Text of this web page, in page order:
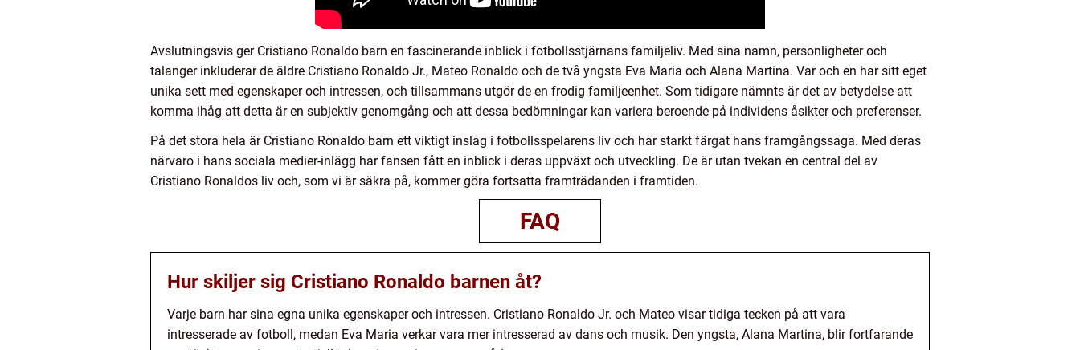
Avslutningsvis ger Cristiano Ronaldo barn en fascinerande inblick i fotbollsstjärnans familjeliv. Med sina namn, personligheter och
talanger inkluderar de äldre Cristiano Ronaldo Jr., Mateo Ronaldo och de två yngsta Eva Maria och Alana Martina. Var och en har sitt eget
unika sett med egenskaper och intressen, och tillsammans utgör de en frodig familjeenhet. Som tidigare nämnts är det av betydelse att
komma ihåg att detta är en subjektiv genomgång och att dessa bedömningar kan variera beroende på individens åsikter och preferenser.
På det stora hela är Cristiano Ronaldo barn ett viktigt inslag i fotbollsspelarens liv och har starkt färgat hans framgångssaga. Med deras
närvaro i hans sociala medier-inlägg har fansen fått en inblick i deras uppväxt och utveckling. De är utan tvekan en central del av
Cristiano Ronaldos liv och, som vi är säkra på, kommer göra fortsatta framträdanden i framtiden.
FAQ
Hur skiljer sig Cristiano Ronaldo barnen åt?
Varje barn har sina egna unika egenskaper och intressen. Cristiano Ronaldo Jr. och Mateo visar tidiga tecken på att vara
intresserade av fotboll, medan Eva Maria verkar vara mer intresserad av dans och musik. Den yngsta, Alana Martina, blir fortfarande